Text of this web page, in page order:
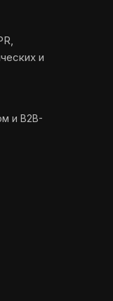
и
и B2B-